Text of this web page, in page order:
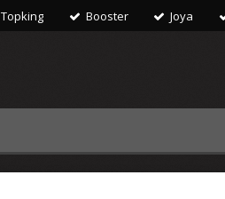
Topking Booster Joya